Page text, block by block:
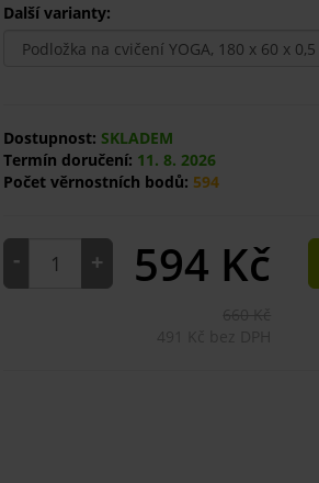
Další varianty:
Dostupnost: SKLADEM
Termín doručení: 11. 8. 2026
Počet věrnostních bodů: 594
- + 594 Kč